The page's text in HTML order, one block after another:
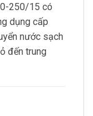
250/15 có
dụng cấp
nước sạch
đến trung